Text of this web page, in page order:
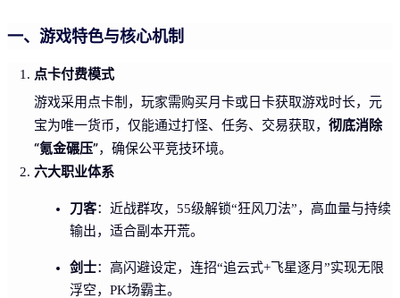
一、游戏特色与核心机制
点卡付费模式
游戏采用点卡制，玩家需购买月卡或日卡获取游戏时长，元
宝为唯一货币，仅能通过打怪、任务、交易获取， 彻底消除
“氪金碾压”，确保公平竞技环境。
六大职业体系
刀客：近战群攻，55级解锁“狂风刀法”，高血量与持续
输出，适合副本开荒。
剑士：高闪避设定，连招“追云式+飞星逐月”实现无限
浮空，PK场霸主。